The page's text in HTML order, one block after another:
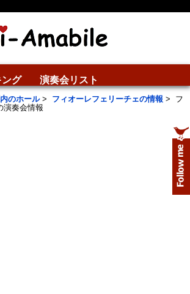
ング 演奏会リスト
のホール> フィオーレフェリーチェの情報 > フ
演奏会情報